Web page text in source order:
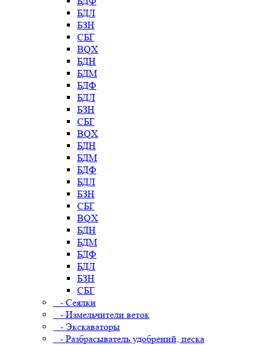
БДЛ
БЗН
СБГ
BQX
БДН
БДМ
БДФ
БДЛ
БЗН
СБГ
BQX
БДН
БДМ
БДФ
БДЛ
БЗН
СБГ
BQX
БДН
БДМ
БДФ
БДЛ
БЗН
СБГ
- Сеялки
- Измельчители веток
- Экскаваторы
- Разбрасыватель удобрений, песка